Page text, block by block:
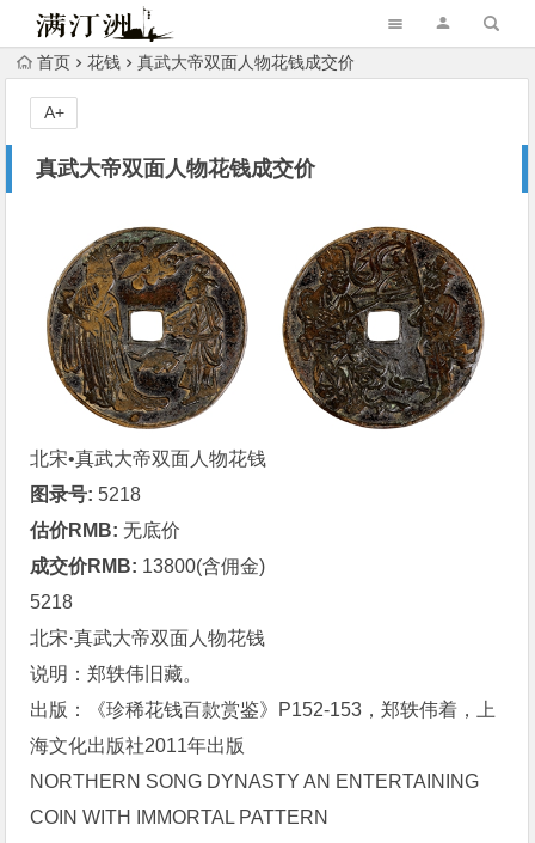
首页 花钱 真武大帝双面人物花钱成交价
真武大帝双面人物花钱成交价
A+
北宋•真武大帝双面人物花钱
图录号: 5218
估价RMB: 无底价
成交价RMB: 13800(含佣金)
5218
北宋·真武大帝双面人物花钱
说明：郑轶伟旧藏。
出版：《珍稀花钱百款赏鉴》P152-153，郑轶伟着，上
海文化出版社2011年出版
NORTHERN SONG DYNASTY AN ENTERTAINING
COIN WITH IMMORTAL PATTERN